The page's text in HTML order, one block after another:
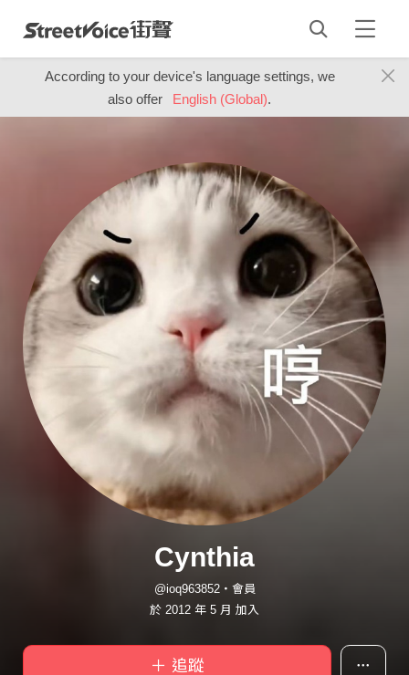
According to your device's language settings, we
also offer
English (Global).
Cynthia
@ioq963852・會員
於 2012 年 5 月 加入
＋ 追蹤